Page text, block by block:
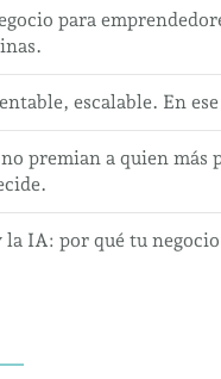
para
escalable. En
no premian a quien más
la IA: por qué tu